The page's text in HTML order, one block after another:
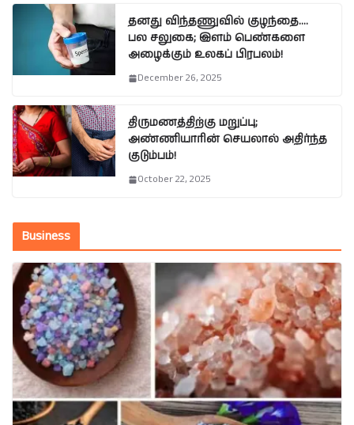
தனது விந்தணுவில் குழந்தை….
பல சலுகை; இளம் பெண்களை
அழைக்கும் உலகப் பிரபலம்!
December 26, 2025
திருமணத்திற்கு மறுப்பு;
அண்ணியாரின் செயலால் அதிர்ந்த
குடும்பம்!
October 22, 2025
Business